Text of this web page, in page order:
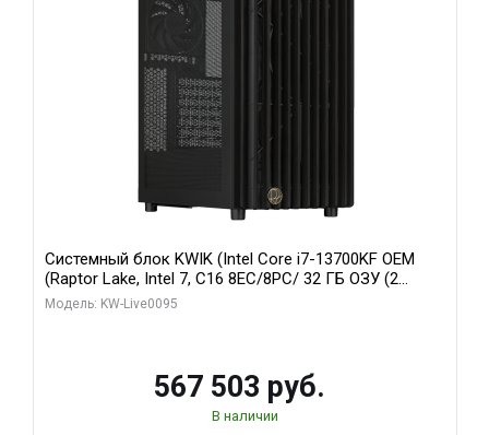
Системный блок KWIK (Intel Core i7-13700KF OEM
(Raptor Lake, Intel 7, C16 8EC/8PC/ 32 ГБ ОЗУ (2
модуля)/ Afox RTX4090 24GB GDDR6X 384-Bit 3xDP
Модель: KW-Live0095
567 503 руб.
В наличии